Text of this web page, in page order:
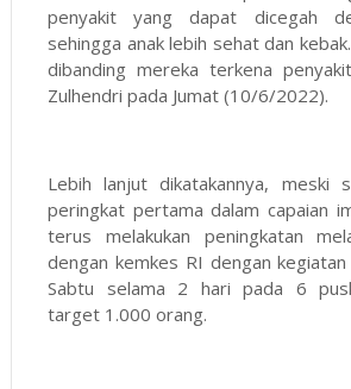
penyakit yang dapat dicegah
sehingga anak lebih sehat dan
dibanding mereka terkena
Zulhendri pada Jumat (10/6/2022).
Lebih lanjut dikatakannya, meski
peringkat pertama dalam capaian
terus melakukan peningkatan
dengan kemkes RI dengan kegiatan
Sabtu selama 2 hari pada 6
target 1.000 orang.